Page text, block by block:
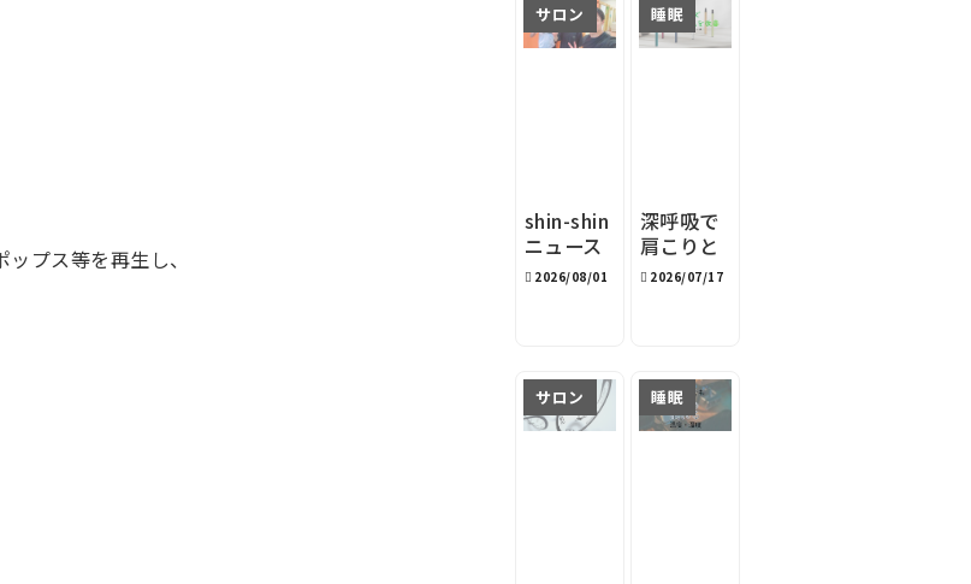
プス等を再生し、
サロン
shin-shin
ニュース
レター
2026/08/01
睡眠
深呼吸で
肩こりと
睡眠を改
スston s
2026/07/17
サロン 睡眠